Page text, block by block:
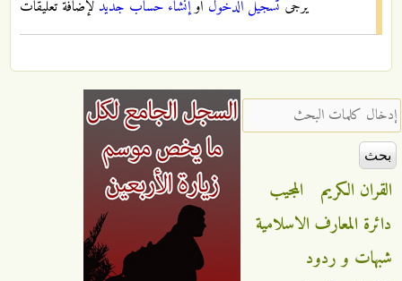
يرجى تسجيل الدخول أوإنشاء حساب جديد لإضافة تعليقات
‏إدخال كلمات البحث ‏
القران الكريم
المجيب
دائرة المعارف الاسلامية
شبهات و ردود